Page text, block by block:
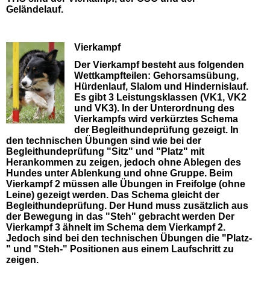
Geländelauf.
Vierkampf
Der Vierkampf besteht aus folgenden
Wettkampfteilen: Gehorsamsübung,
Hürdenlauf, Slalom und Hindernislauf.
Es gibt 3 Leistungsklassen (VK1, VK2
und VK3). In der Unterordnung des
Vierkampfs wird verkürztes Schema
der Begleithundeprüfung gezeigt. In
den technischen Übungen sind wie bei der
Begleithundeprüfung "Sitz" und "Platz" mit
Herankommen zu zeigen, jedoch ohne Ablegen des
Hundes unter Ablenkung und ohne Gruppe. Beim
Vierkampf 2 müssen alle Übungen in Freifolge (ohne
Leine) gezeigt werden. Das Schema gleicht der
Begleithundeprüfung. Der Hund muss zusätzlich aus
der Bewegung in das "Steh" gebracht werden Der
Vierkampf 3 ähnelt im Schema dem Vierkampf 2.
Jedoch sind bei den technischen Übungen die "Platz-
" und "Steh-" Positionen aus einem Laufschritt zu
zeigen.